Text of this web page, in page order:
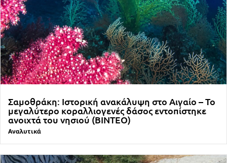
Σαμοθράκη: Ιστορική ανακάλυψη στο Αιγαίο – Το
μεγαλύτερο κοραλλιογενές δάσος εντοπίστηκε
ανοιχτά του νησιού (ΒΙΝΤΕΟ)
Αναλυτικά